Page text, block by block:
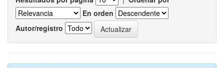
En orden
Autor/registro